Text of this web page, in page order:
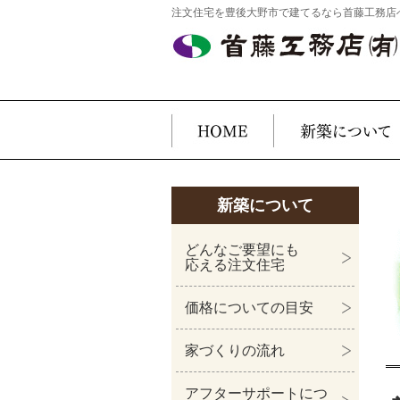
注文住宅を豊後大野市で建てるなら首藤工務店
新築について
どんなご要望にも
応える注文住宅
価格についての目安
家づくりの流れ
アフターサポートにつ